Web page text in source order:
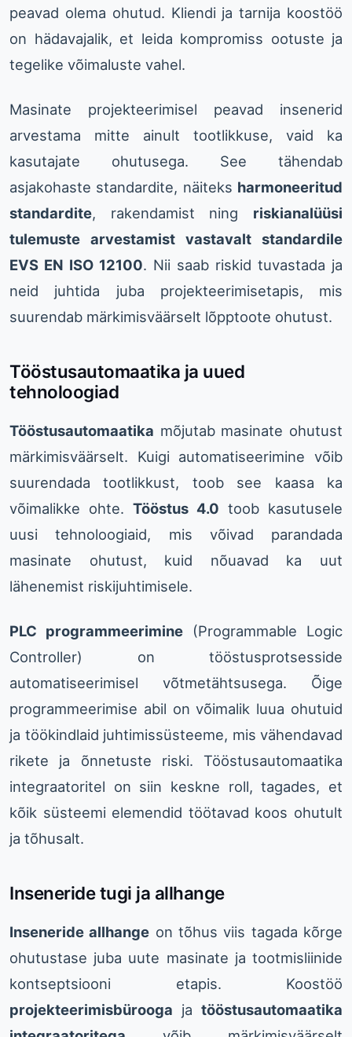
peavad olema ohutud. Kliendi ja tarnija koostöö
on hädavajalik, et leida kompromiss ootuste ja
tegelike võimaluste vahel.
Masinate projekteerimisel peavad insenerid
arvestama mitte ainult tootlikkuse, vaid ka
kasutajate ohutusega. See tähendab
asjakohaste standardite, näiteks harmoneeritud
standardite, rakendamist ning riskianalüüsi
tulemuste arvestamist vastavalt standardile
EVS EN ISO 12100. Nii saab riskid tuvastada ja
neid juhtida juba projekteerimisetapis, mis
suurendab märkimisväärselt lõpptoote ohutust.
Tööstusautomaatika ja uued
tehnoloogiad
Tööstusautomaatika mõjutab masinate ohutust
märkimisväärselt. Kuigi automatiseerimine võib
suurendada tootlikkust, toob see kaasa ka
võimalikke ohte. Tööstus 4.0 toob kasutusele
uusi tehnoloogiaid, mis võivad parandada
masinate ohutust, kuid nõuavad ka uut
lähenemist riskijuhtimisele.
PLC programmeerimine (Programmable Logic
Controller) on tööstusprotsesside
automatiseerimisel võtmetähtsusega. Õige
programmeerimise abil on võimalik luua ohutuid
ja töökindlaid juhtimissüsteeme, mis vähendavad
rikete ja õnnetuste riski. Tööstusautomaatika
integraatoritel on siin keskne roll, tagades, et
kõik süsteemi elemendid töötavad koos ohutult
ja tõhusalt.
Inseneride tugi ja allhange
Inseneride allhange on tõhus viis tagada kõrge
ohutustase juba uute masinate ja tootmisliinide
kontseptsiooni etapis. Koostöö
projekteerimisbürooga ja tööstusautomaatika